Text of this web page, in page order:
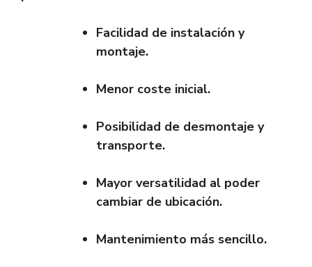
Facilidad de instalación y
montaje.
Menor coste inicial.
Posibilidad de desmontaje y
transporte.
Mayor versatilidad al poder
cambiar de ubicación.
Mantenimiento más sencillo.